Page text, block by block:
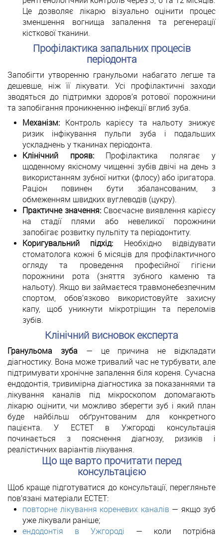
Це дозволяє лікарю візуально оцінити процес
зменшення вогнища запалення та регенерації
кісткової тканини.
Профілактика запальних процесів
періодонта
Запобігти утворенню гранульоми набагато легше та
дешевше, ніж її лікувати. Усі профілактичні заходи
зводяться до підтримки здоров’я ротової порожнини
та запобігання проникненню інфекції вглиб зуба.
Механізм: Контроль карієсу та нальоту знижує
ризик інфікування пульпи зуба і подальших
ускладнень у тканинах періодонта.
Клінічний прояв:Профілактика полягає у
щоденному якісному чищенні зубів двічі на день з
використанням зубної нитки (флосу) або іригатора.
Раціон повинен бути збалансованим, з
обмеженням швидких вуглеводів (цукру).
Практичне значення: Своєчасне виявлення карієсу
на стадії плями або невеликої порожнини
запобігає розвитку пульпіту та періодонтиту.
Коригувальний підхід: Необхідно відвідувати
стоматолога кожні 6 місяців для профілактичного
огляду та проведення професійної гігієни
порожнини рота (зняття зубного каменю та
нальоту). Якщо ви займаєтеся травмонебезпечним
спортом, обов’язково використовуйте захисну
капу, щоб уникнути мікротріщин та переломів
зубів.
Клінічний висновок експерта
Гранульома зуба — це причина не відкладати
діагностику. Вона може тривалий час не турбувати, але
підтримувати хронічне запалення біля кореня. Сучасна
ендодонтія, тривимірна діагностика за показаннями та
лікування каналів під мікроскопом допомагають
лікарю оцінити, чи можливо зберегти зуб і який план
буде найбільш обґрунтованим для конкретного
пацієнта. У ЕСТЕТ в Ужгороді консультація
починається з пояснення діагнозу, ризиків і
реалістичних варіантів лікування.
Що ще варто прочитати перед
консультацією
Щоб краще підготуватися до консультації, перегляньте
пов’язані матеріали ЕСТЕТ:
повторне лікування кореневих каналів — якщо зуб
уже лікували раніше;
ендодонтія в Ужгороді — коли потрібна